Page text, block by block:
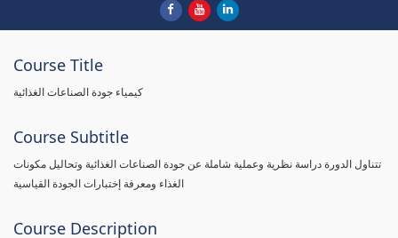
Course Title
كيمياء جودة الصناعات الغذائية
Course Subtitle
تتناول الدورة دراسة نظرية وعملية شاملة عن جودة الصناعات الغذائية وتحاليل مكونات
الغذاء ومعرفة إختبارات الجودة القياسية
Course Description